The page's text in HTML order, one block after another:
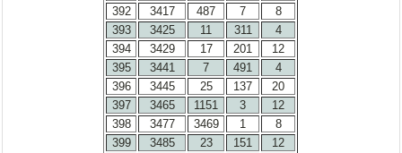
392
3417 487 7
8
393
3425 11 311
4
394
3429 17 201
12
395
3441 7 491
4
396
3445 25 137
20
397
3465 1151 3
12
398
3477 3469 1
8
399
3485 23 151
12